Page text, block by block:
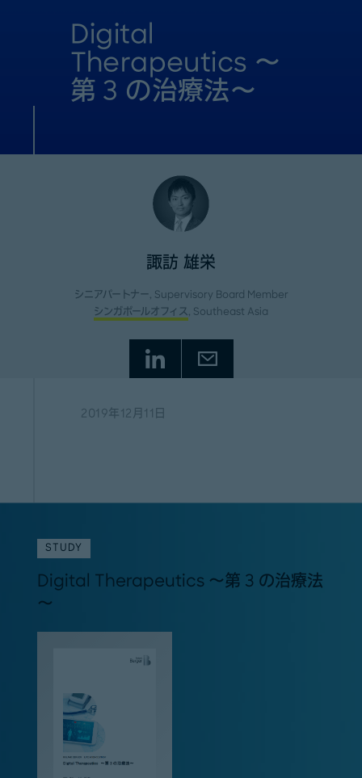
Digital
Therapeutics ～
第 3 の治療法～
諏訪 雄栄
シニアパートナー, Supervisory Board Member
シンガポールオフィス, Southeast Asia
2019年12月11日
STUDY
Digital Therapeutics ～第 3 の治療法
～